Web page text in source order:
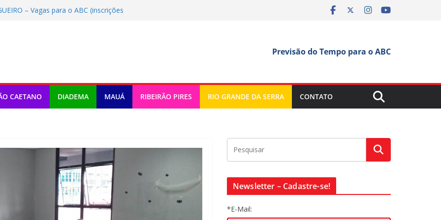
– Vagas para o ABC (inscrições
– Vagas para o ABC
DE PERDAS – Vagas para o ABC
Previsão do Tempo para o ABC
CAETANO DIADEMA MAUÁ RIBEIRÃO PIRES RIO GRANDE DA SERRA CONTATO
Newsletter – Cadastre-se!
*E-Mail: